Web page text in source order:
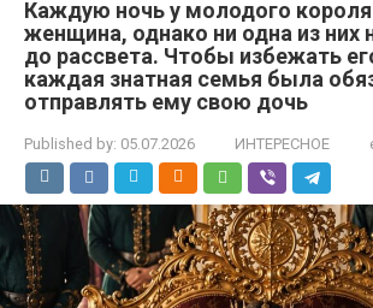
Каждую ночь у молодого
женщина, однако ни одна из них
до рассвета. Чтобы избежать
каждая знатная семья была
отправлять ему свою дочь
Published by: 05.07.2026 ИНТЕРЕСНОЕ